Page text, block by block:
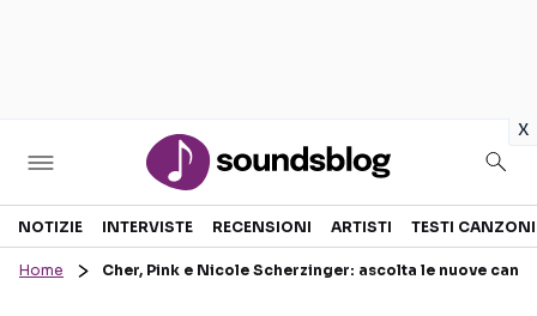
x
Sezioni
NOTIZIE INTERVISTE RECENSIONI ARTISTI TESTI CANZONI
Home Cher, Pink e Nicole Scherzinger: ascolta le nuove